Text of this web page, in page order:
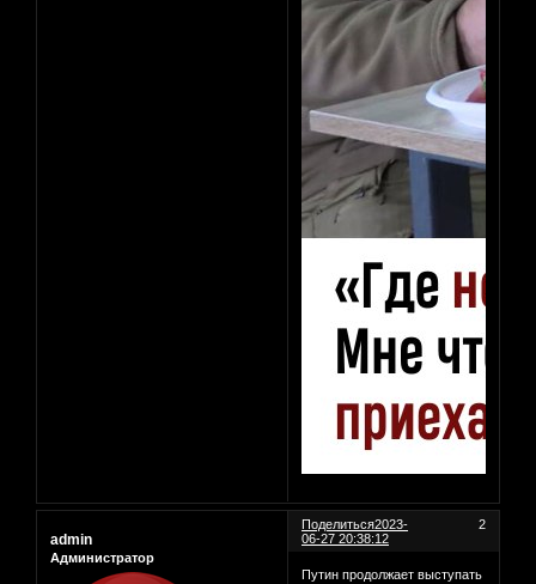
Поделиться 2
2023-
06-27 20:38:12
admin
Администратор
Путин продолжает выступать